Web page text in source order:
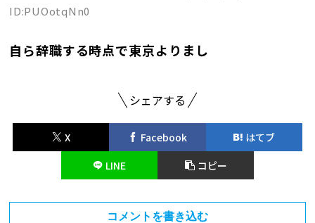
ID:PUOotqNn0
自ら辞職する時点で東京よりまし
シェアする
X Facebook
はてブ
LINE
コピー
コメントを書き込む